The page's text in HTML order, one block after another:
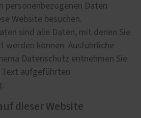
personenbezogenen Daten
Website besuchen.
sind alle Daten, mit denen Sie
werden können. Ausführliche
Datenschutz entnehmen Sie
aufgeführten
dieser Website